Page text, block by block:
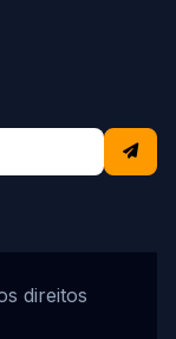
direitos